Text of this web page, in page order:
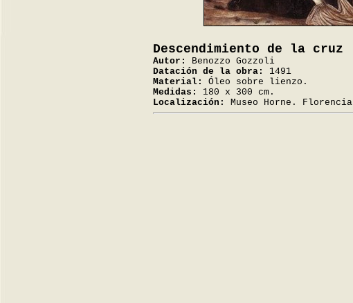
Descendimiento de la cruz
Autor:
Benozzo Gozzoli
Datación de la obra:
1491
Material:
Óleo sobre lienzo.
Medidas:
180 x 300 cm.
Localización:
Museo Horne. Florencia